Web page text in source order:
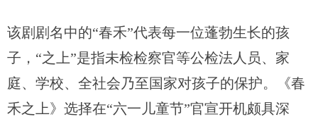
该剧剧名中的“春禾”代表每一位蓬勃生长的孩
子，“之上”是指未检检察官等公检法人员、家
庭、学校、全社会乃至国家对孩子的保护。《春
禾之上》选择在“六一儿童节”官宣开机颇具深